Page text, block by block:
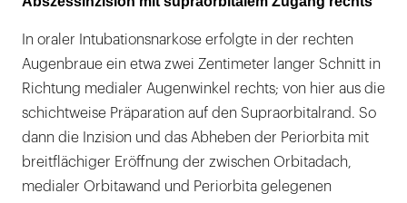
In oraler Intubationsnarkose erfolgte in der rechten
Augenbraue ein etwa zwei Zentimeter langer Schnitt in
Richtung medialer Augenwinkel rechts; von hier aus die
schichtweise Präparation auf den Supraorbitalrand. So
dann die Inzision und das Abheben der Periorbita mit
breitflächiger Eröffnung der zwischen Orbitadach,
medialer Orbitawand und Periorbita gelegenen